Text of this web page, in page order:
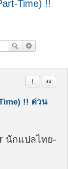
i
g
Time) !!
!! ด่วน
รายงานในข้
อ้างคำ
นักแปลไทย-